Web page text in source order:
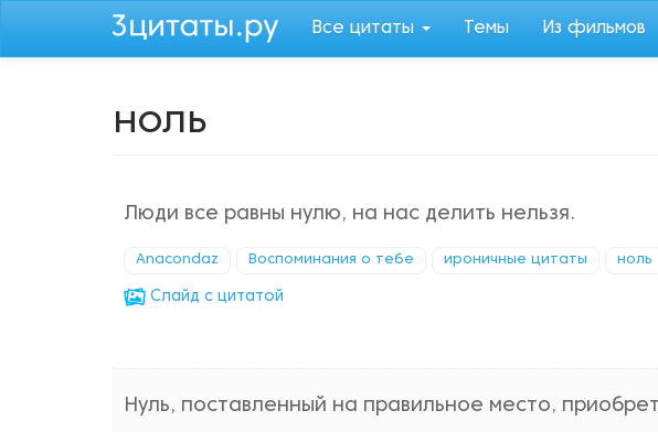
Все цитаты Темы Из фильмов
ноль
Люди все равны нулю, на нас делить нельзя.
Anacondaz Воспоминания о тебе ироничные цитаты ноль
Cлайд с цитатой
Нуль, поставленный на правильное место,